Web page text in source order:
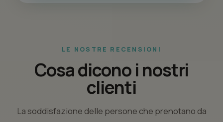
LE NOSTRE RECENSIONI
Cosa dicono i nostri
clienti
La soddisfazione delle persone che prenotano da